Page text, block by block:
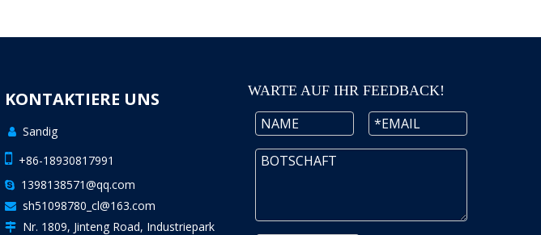
KONTAKTIERE UNS
 Sandig
+86-18930817991
 1398138571@qq.com
 sh51098780_cl@163.com

Nr. 1809, Jinteng Road, Industriepark
WARTE AUF IHR FEEDBACK!